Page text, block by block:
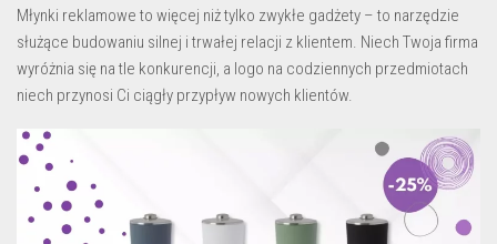
Młynki reklamowe to więcej niż tylko zwykłe gadżety – to narzędzie
służące budowaniu silnej i trwałej relacji z klientem. Niech Twoja firma
wyróżnia się na tle konkurencji, a logo na codziennych przedmiotach
niech przynosi Ci ciągły przypływ nowych klientów.